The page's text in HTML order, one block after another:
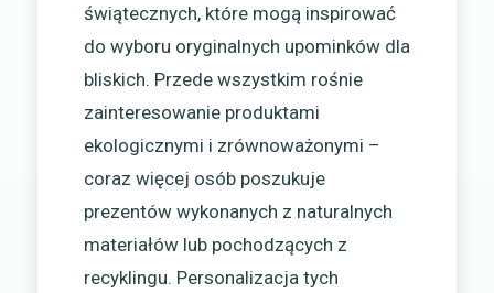
świątecznych, które mogą inspirować
do wyboru oryginalnych upominków dla
bliskich. Przede wszystkim rośnie
zainteresowanie produktami
ekologicznymi i zrównoważonymi –
coraz więcej osób poszukuje
prezentów wykonanych z naturalnych
materiałów lub pochodzących z
recyklingu. Personalizacja tych